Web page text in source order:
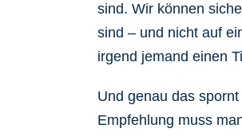
sind. Wir können
sind – und nicht auf
irgend jemand einen
Und genau das
Empfehlung muss